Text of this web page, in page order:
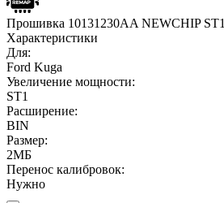
Прошивка 10131230AA NEWCHIP ST1
Характеристики
Для:
Ford Kuga
Увеличение мощности:
ST1
Расширение:
BIN
Размер:
2МБ
Перенос калибровок:
Нужно